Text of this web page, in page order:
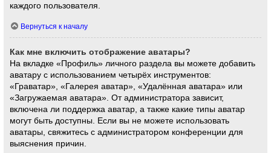
каждого пользователя.
Вернуться к началу
Как мне включить отображение аватары?
На вкладке «Профиль» личного раздела вы можете добавить
аватару с использованием четырёх инструментов:
«Граватар», «Галерея аватар», «Удалённая аватара» или
«Загружаемая аватара». От администратора зависит,
включена ли поддержка аватар, а также какие типы аватар
могут быть доступны. Если вы не можете использовать
аватары, свяжитесь с администратором конференции для
выяснения причин.